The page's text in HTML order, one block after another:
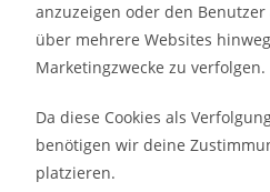
anzuzeigen oder den
über mehrere Websites
Marketingzwecke zu verfolgen.
Da diese Cookies als
benötigen wir deine
platzieren.